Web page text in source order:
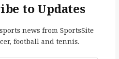
to Updates
news from SportsSite
football and tennis.